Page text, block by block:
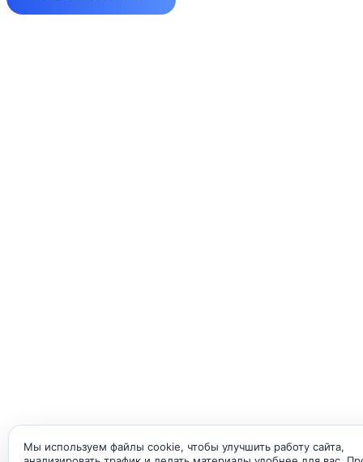
Мы используем файлы cookie, чтобы улучшить работу сайта,